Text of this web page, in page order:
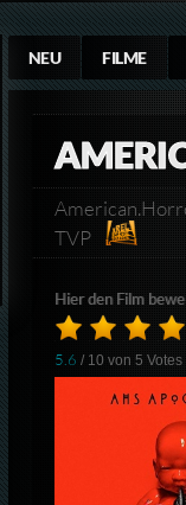
NEU FILME
TVP
Hier den Film
5.6 / 10 von5 Votes